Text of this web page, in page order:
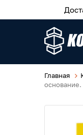
Главная